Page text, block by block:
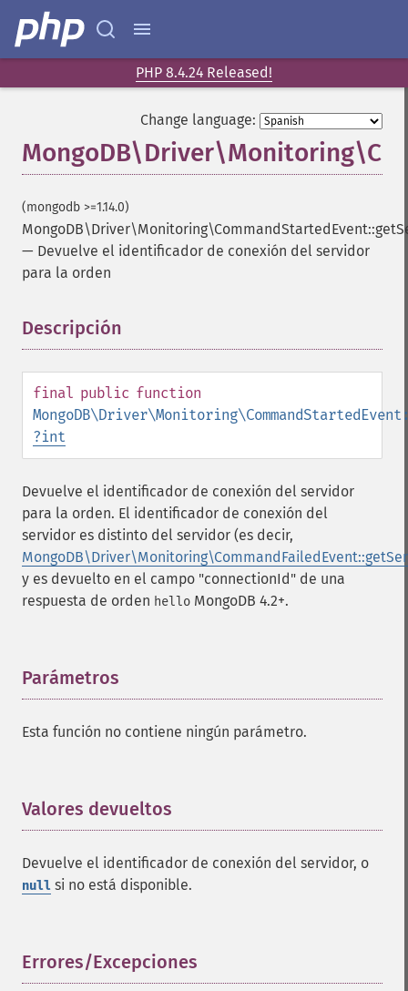
PHP 8.4.24 Released!
Change language:
(mongodb >=1.14.0)
— Devuelve el identificador de conexión del servidor
para la orden
Descripción
final public function
?int
Devuelve el identificador de conexión del servidor
para la orden. El identificador de conexión del
servidor es distinto del servidor (es decir,
y es devuelto en el campo "connectionId" de una
respuesta de orden hello MongoDB 4.2+.
Parámetros
Esta función no contiene ningún parámetro.
Valores devueltos
Devuelve el identificador de conexión del servidor, o
null si no está disponible.
Errores/Excepciones